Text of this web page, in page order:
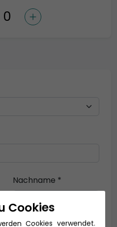
Nachname *
Cookies
Cookies verwendet.